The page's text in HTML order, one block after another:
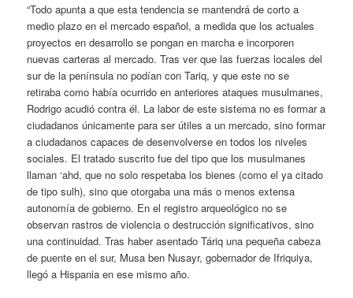
“Todo apunta a que esta tendencia se mantendrá de corto a
medio plazo en el mercado español, a medida que los actuales
proyectos en desarrollo se pongan en marcha e incorporen
nuevas carteras al mercado. Tras ver que las fuerzas locales del
sur de la península no podían con Tariq, y que este no se
retiraba como había ocurrido en anteriores ataques musulmanes,
Rodrigo acudió contra él. La labor de este sistema no es formar a
ciudadanos únicamente para ser útiles a un mercado, sino formar
a ciudadanos capaces de desenvolverse en todos los niveles
sociales. El tratado suscrito fue del tipo que los musulmanes
llaman ‘ahd, que no solo respetaba los bienes (como el ya citado
de tipo sulh), sino que otorgaba una más o menos extensa
autonomía de gobierno. En el registro arqueológico no se
observan rastros de violencia o destrucción significativos, sino
una continuidad. Tras haber asentado Táriq una pequeña cabeza
de puente en el sur, Musa ben Nusayr, gobernador de Ifriquiya,
llegó a Hispania en ese mismo año.